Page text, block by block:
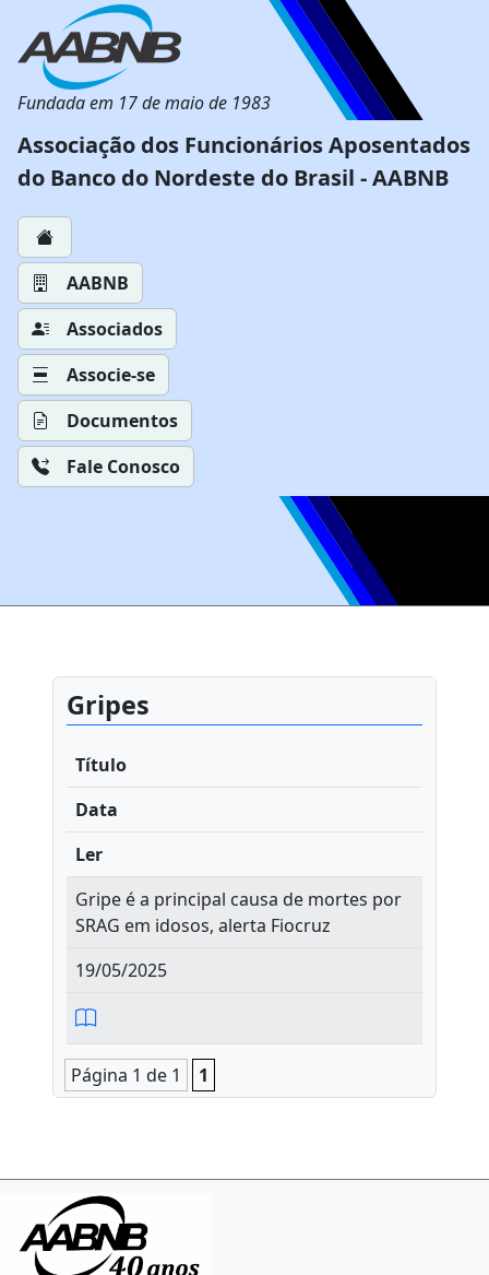
Fundada em 17 de maio de 1983
Associação dos Funcionários Aposentados
do Banco do Nordeste do Brasil - AABNB
AABNB
Associados
Associe-se
Documentos
Fale Conosco
Gripes
Título
Data
Ler
Gripe é a principal causa de mortes por
SRAG em idosos, alerta Fiocruz
19/05/2025
Página 1 de 1 1